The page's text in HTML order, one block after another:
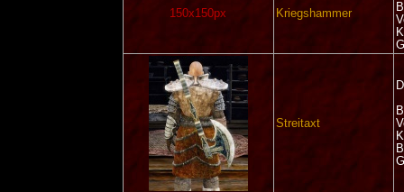
150x150px Kriegshammer
Streitaxt